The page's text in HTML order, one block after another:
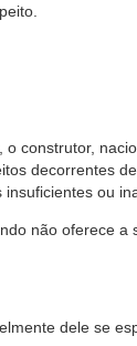
o construtor,
decorrentes
ou
não oferece
dele se